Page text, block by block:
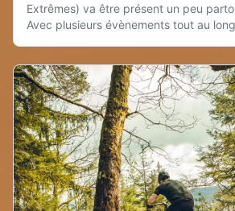
Extrêmes) va être présent un peu
Avec plusieurs évènements tout au